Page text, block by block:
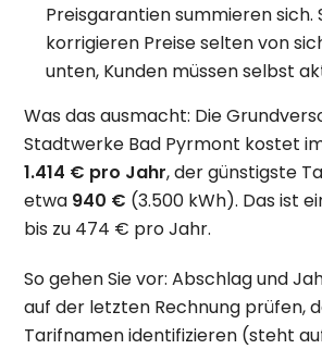
Preisgarantien summieren
korrigieren Preise selten von
unten, Kunden müssen selbst
Was das ausmacht: Die
Stadtwerke Bad Pyrmont kostet
1.414 € pro Jahr, der günstigste
etwa 940 € (3.500 kWh). Das ist
bis zu 474 € pro Jahr.
So gehen Sie vor: Abschlag und
auf der letzten Rechnung prüfen,
Tarifnamen identifizieren (steht